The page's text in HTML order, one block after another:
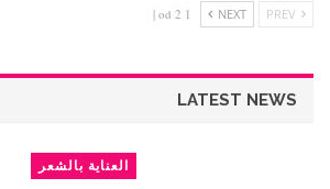
NEXT
1 od 2 |
LATEST NEWS
العناية بالشعر